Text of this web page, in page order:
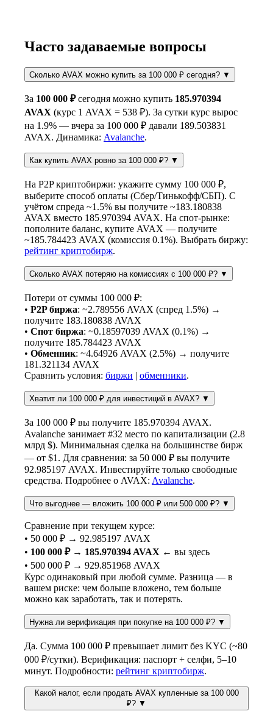
Часто задаваемые вопросы
Сколько AVAX можно купить за 100 000 ₽ сегодня? ▼
За 100 000 ₽сегодня можно купить 185.970394
AVAX (курс 1 AVAX = 538 ₽). За сутки курс вырос
на 1.9% — вчера за 100 000 ₽ давали 189.503831
AVAX. Динамика: Avalanche.
Как купить AVAX ровно за 100 000 ₽? ▼
На P2P криптобиржи: укажите сумму 100 000 ₽,
выберите способ оплаты (Сбер/Тинькофф/СБП). С
учётом спреда ~1.5% вы получите ~183.180838
AVAX вместо 185.970394 AVAX. На спот-рынке:
пополните баланс, купите AVAX — получите
~185.784423 AVAX (комиссия 0.1%). Выбрать биржу:
рейтинг криптобирж.
Сколько AVAX потеряю на комиссиях с 100 000 ₽? ▼
Потери от суммы 100 000 ₽:
• P2P биржа: ~2.789556 AVAX (спред 1.5%) →
получите 183.180838 AVAX
• Спот биржа: ~0.18597039 AVAX (0.1%) →
получите 185.784423 AVAX
• Обменник: ~4.64926 AVAX (2.5%) → получите
181.321134 AVAX
Сравнить условия: биржи | обменники.
Хватит ли 100 000 ₽ для инвестиций в AVAX? ▼
За 100 000 ₽ вы получите 185.970394 AVAX.
Avalanche занимает #32 место по капитализации (2.8
млрд $). Минимальная сделка на большинстве бирж
— от $1. Для сравнения: за 50 000 ₽ вы получите
92.985197 AVAX. Инвестируйте только свободные
средства. Подробнее о AVAX: Avalanche.
Что выгоднее — вложить 100 000 ₽ или 500 000 ₽? ▼
Сравнение при текущем курсе:
• 50 000 ₽ → 92.985197 AVAX
• 100 000 ₽ → 185.970394 AVAX ← вы здесь
• 500 000 ₽ → 929.851968 AVAX
Курс одинаковый при любой сумме. Разница — в
вашем риске: чем больше вложено, тем больше
можно как заработать, так и потерять.
Нужна ли верификация при покупке на 100 000 ₽? ▼
Да. Сумма 100 000 ₽ превышает лимит без KYC (~80
000 ₽/сутки). Верификация: паспорт + селфи, 5–10
минут. Подробности: рейтинг криптобирж.
Какой налог, если продать AVAX купленные за 100 000
₽? ▼